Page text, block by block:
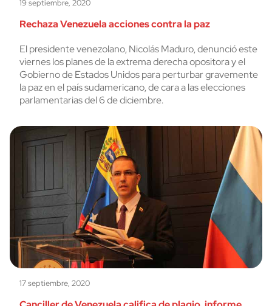
19 septiembre, 2020
Rechaza Venezuela acciones contra la paz
El presidente venezolano, Nicolás Maduro, denunció este
viernes los planes de la extrema derecha opositora y el
Gobierno de Estados Unidos para perturbar gravemente
la paz en el país sudamericano, de cara a las elecciones
parlamentarias del 6 de diciembre.
17 septiembre, 2020